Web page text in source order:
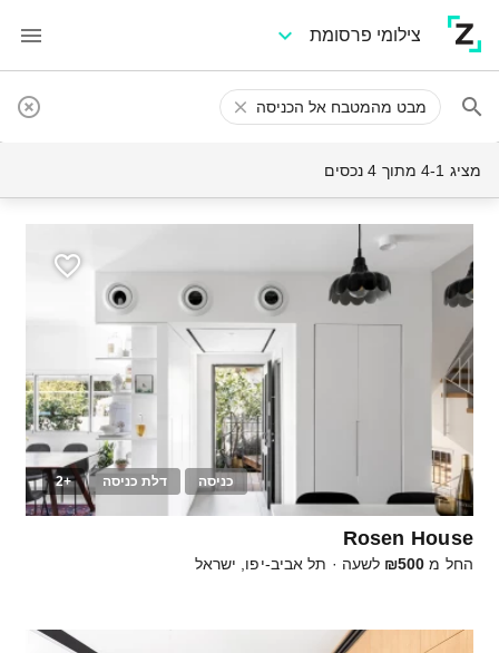
צילומי פרסומת
מבט מהמטבח אל הכניסה
מציג 4-1 מתוך 4 נכסים
כניסה דלת כניסה +2
20
Rosen House
החל מ ₪500 לשעה · תל אביב-יפו, ישראל